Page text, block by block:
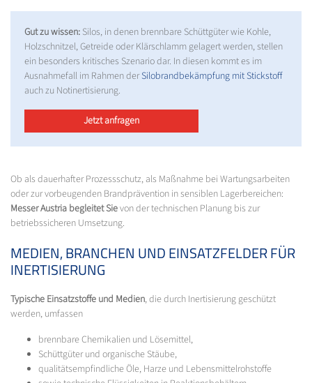
Gut zu wissen: Silos, in denen brennbare Schüttgüter wie Kohle,
Holzschnitzel, Getreide oder Klärschlamm gelagert werden, stellen
ein besonders kritisches Szenario dar. In diesen kommt es im
Ausnahmefall im Rahmen derSilobrandbekämpfung mit Stickstoff
auch zu Notinertisierung.
Jetzt anfragen
Ob als dauerhafter Prozessschutz, als Maßnahme bei Wartungsarbeiten
oder zur vorbeugenden Brandprävention in sensiblen Lagerbereichen:
Messer Austria begleitet Sievon der technischen Planung bis zur
betriebssicheren Umsetzung.
MEDIEN, BRANCHEN UND EINSATZFELDER FÜR
INERTISIERUNG
Typische Einsatzstoffe und Medien, die durch Inertisierung geschützt
werden, umfassen
brennbare Chemikalien und Lösemittel,
Schüttgüter und organische Stäube,
qualitätsempfindliche Öle, Harze und Lebensmittelrohstoffe